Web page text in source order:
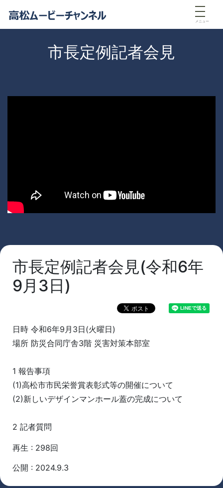
メニュー
市長定例記者会見
市長定例記者会見(令和6年
9月3日)
日時 令和6年9月3日(火曜日)
場所 防災合同庁舎3階 災害対策本部室
1 報告事項
(1)高松市市民栄誉賞表彰式等の開催について
(2)新しいデザインマンホール蓋の完成について
2 記者質問
再生 : 298回
公開 : 2024.9.3